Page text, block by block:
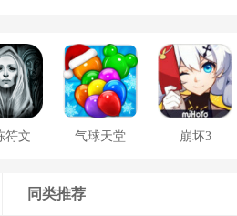
符文 气球天堂 崩坏3
同类推荐